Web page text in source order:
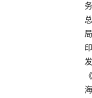
务
总
局
印
发
《
海